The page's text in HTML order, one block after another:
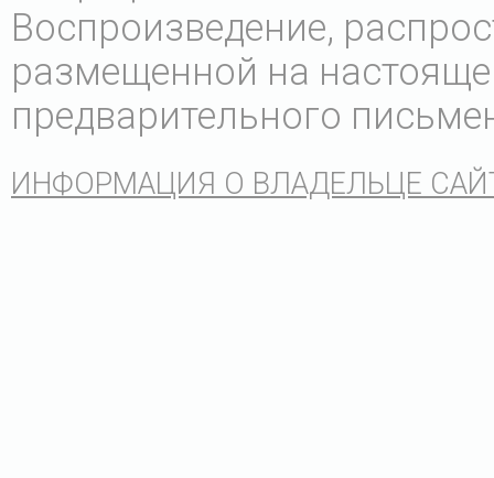
Воспроизведение,
размещенной на
предварительного
ИНФОРМАЦИЯ О ВЛАДЕЛЬЦЕ